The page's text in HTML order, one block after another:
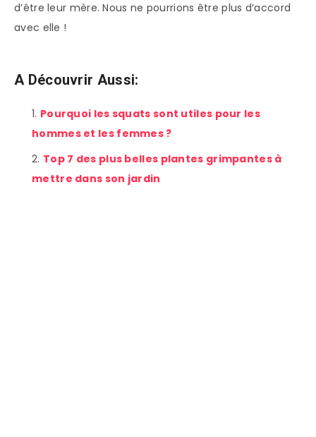
d’être leur mère. Nous ne pourrions être plus d’accord
avec elle !
A Découvrir Aussi:
Pourquoi les squats sont utiles pour les
hommes et les femmes ?
Top 7 des plus belles plantes grimpantes à
mettre dans son jardin